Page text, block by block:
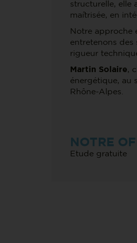
structurelle, elle
maîtrisée, en
Notre approche
entretenons des
rigueur
Martin Solaire,
énergétique, au
Rhône-Alpes.
NOTRE
Etude gratuite